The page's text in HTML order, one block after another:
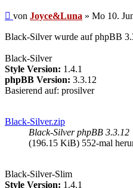
Beitrag
von Joyce&Luna » Mo 10.
Black-Silver wurde auf phpBB
Black-Silver
Style Version: 1.4.1
phpBB Version: 3.3.12
Basierend auf: prosilver
Black-Silver.zip
Black-Silver phpBB 3.3.12
(196.15 KiB) 552-mal
Black-Silver-Slim
Style Version: 1.4.1